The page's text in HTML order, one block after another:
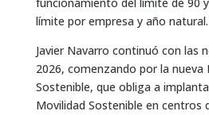
límite por empresa y año natural.
Javier Navarro continuó con las
2026, comenzando por la nueva
Sostenible, que obliga a
Movilidad Sostenible en centros